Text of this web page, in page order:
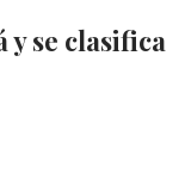
y se clasifica